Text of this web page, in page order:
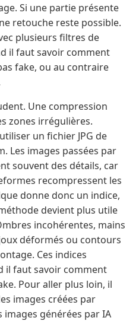
Si une partie présente
retouche reste possible.
plusieurs filtres de
il faut savoir comment
fake, ou au contraire
Une compression
zones irrégulières.
un fichier JPG de
Les images passées par
souvent des détails, car
recompressent les
donne donc un indice,
devient plus utile
incohérentes, mains
déformés ou contours
Ces indices
il faut savoir comment
Pour aller plus loin, il
images créées par
générées par IA